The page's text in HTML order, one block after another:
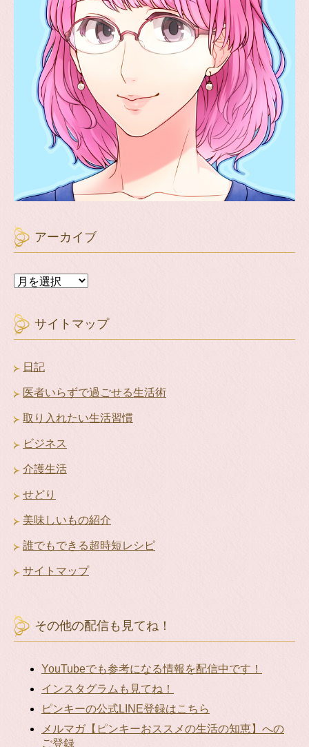
アーカイブ
ア
イ
ブ
サイトマップ
日記
医者いらずで過ごせる生活術
取り入れたい生活習慣
ビジネス
介護生活
せどり
美味しいもの紹介
誰でもできる超時短レシピ
サイトマップ
その他の配信も見てね！
YouTubeでも参考になる情報を配信中です！
インスタグラムも見てね！
ピンキーの公式LINE登録はこちら
メルマガ【ピンキーおススメの生活の知恵】への
ご登録